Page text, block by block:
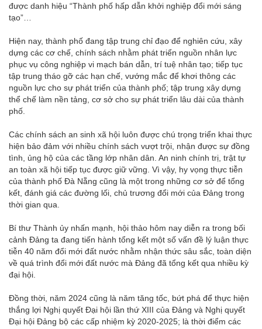
được danh hiệu “Thành phố hấp dẫn khởi nghiệp đổi mới sáng
tạo”…
Hiện nay, thành phố đang tập trung chỉ đạo để nghiên cứu, xây
dựng các cơ chế, chính sách nhằm phát triển nguồn nhân lực
phục vụ công nghiệp vi mạch bán dẫn, trí tuệ nhân tạo; tiếp tục
tập trung tháo gỡ các hạn chế, vướng mắc để khơi thông các
nguồn lực cho sự phát triển của thành phố; tập trung xây dựng
thể chế làm nền tảng, cơ sở cho sự phát triển lâu dài của thành
phố.
Các chính sách an sinh xã hội luôn được chú trọng triển khai thực
hiện bảo đảm với nhiều chính sách vượt trội, nhận được sự đồng
tình, ủng hộ của các tầng lớp nhân dân. An ninh chính trị, trật tự
an toàn xã hội tiếp tục được giữ vững. Vì vậy, hy vọng thực tiễn
của thành phố Đà Nẵng cũng là một trong những cơ sở để tổng
kết, đánh giá các đường lối, chủ trương đổi mới của Đảng trong
thời gian qua.
Bí thư Thành ủy nhấn mạnh, hội thảo hôm nay diễn ra trong bối
cảnh Đảng ta đang tiến hành tổng kết một số vấn đề lý luận thực
tiễn 40 năm đổi mới đất nước nhằm nhận thức sâu sắc, toàn diện
về quá trình đổi mới đất nước mà Đảng đã tổng kết qua nhiều kỳ
đại hội.
Đồng thời, năm 2024 cũng là năm tăng tốc, bứt phá để thực hiện
thắng lợi Nghị quyết Đại hội lần thứ XIII của Đảng và Nghị quyết
Đại hội Đảng bộ các cấp nhiệm kỳ 2020-2025; là thời điểm các